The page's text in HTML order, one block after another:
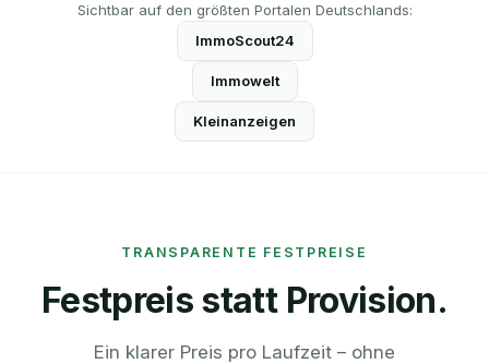
Sichtbar auf den größten Portalen Deutschlands:
ImmoScout24
Immowelt
Kleinanzeigen
TRANSPARENTE FESTPREISE
Festpreis statt Provision.
Ein klarer Preis pro Laufzeit – ohne